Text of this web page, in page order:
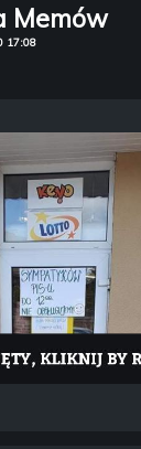
Memów
17:08